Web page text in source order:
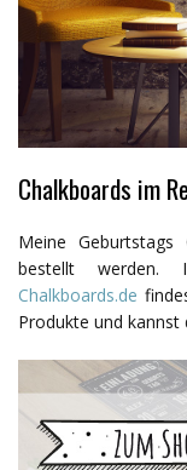
Chalkboards im
Meine
bestellt werden.
Chalkboards.de
Produkte und kannst